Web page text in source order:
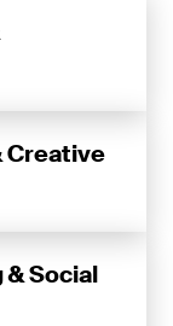
Creative
Social